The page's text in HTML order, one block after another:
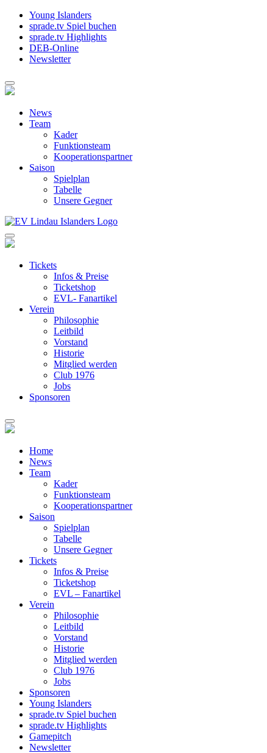
Young Islanders
sprade.tv Spiel buchen
sprade.tv Highlights
DEB-Online
Newsletter
News
Team
Kader
Funktionsteam
Kooperationspartner
Saison
Spielplan
Tabelle
Unsere Gegner
Tickets
Infos & Preise
Ticketshop
EVL- Fanartikel
Verein
Philosophie
Leitbild
Vorstand
Historie
Mitglied werden
Club 1976
Jobs
Sponsoren
Home
News
Team
Kader
Funktionsteam
Kooperationspartner
Saison
Spielplan
Tabelle
Unsere Gegner
Tickets
Infos & Preise
Ticketshop
EVL – Fanartikel
Verein
Philosophie
Leitbild
Vorstand
Historie
Mitglied werden
Club 1976
Jobs
Sponsoren
Young Islanders
sprade.tv Spiel buchen
sprade.tv Highlights
Gamepitch
Newsletter